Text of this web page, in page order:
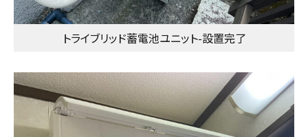
トライブリッド蓄電池ユニット-設置完了